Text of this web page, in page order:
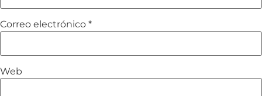
Correo electrónico *
Web